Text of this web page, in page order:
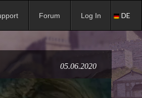
Forum Log In DE
05.06.2020